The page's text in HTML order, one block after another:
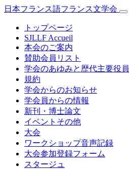
日本フランス語フランス文学会
トップページ
SJLLF Accueil
本会のご案内
賛助会員リスト
学会のあゆみと歴代主要役員
規約
学会からのお知らせ
学会員からの情報
新刊・博士論文
イベントその他
大会
ワークショップ音声記録
大会参加登録フォーム
スタージュ